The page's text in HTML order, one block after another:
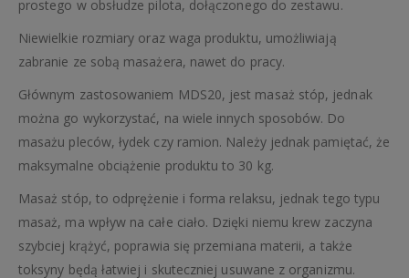
prostego w obsłudze pilota, dołączonego do zestawu.
Niewielkie rozmiary oraz waga produktu, umożliwiają
zabranie ze sobą masażera, nawet do pracy.
Głównym zastosowaniem MDS20, jest masaż stóp, jednak
można go wykorzystać, na wiele innych sposobów. Do
masażu pleców, łydek czy ramion. Należy jednak pamiętać, że
maksymalne obciążenie produktu to 30 kg.
Masaż stóp, to odprężenie i forma relaksu, jednak tego typu
masaż, ma wpływ na całe ciało. Dzięki niemu krew zaczyna
szybciej krążyć, poprawia się przemiana materii, a także
toksyny będą łatwiej i skuteczniej usuwane z organizmu.